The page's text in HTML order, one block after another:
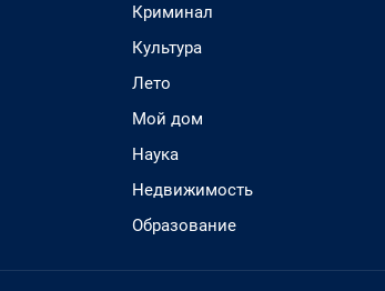
Криминал
Культура
Лето
Мой дом
Наука
Недвижимость
Образование